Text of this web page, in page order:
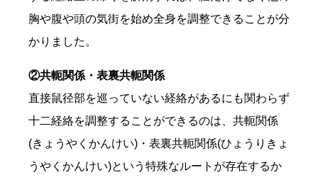
胸や腹や頭の気街を始め全身を調整できることが分
かりました。
②共軛関係・表裏共軛関係
直接鼠径部を巡っていない経絡があるにも関わらず
十二経絡を調整することができるのは、共軛関係
(きょうやくかんけい)・表裏共軛関係(ひょうりきょ
うやくかんけい)という特殊なルートが存在するか